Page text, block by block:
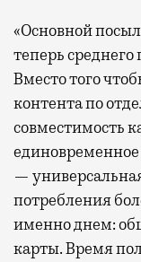
«Основной
теперь среднего
Вместо того
контента по
совместимость
—
потребления
именно днем:
карты. Время